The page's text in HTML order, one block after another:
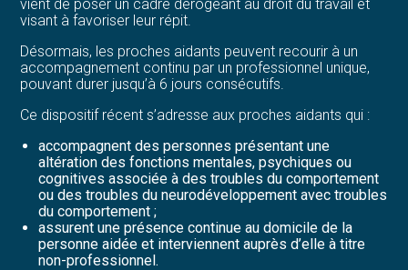
vient de poser un cadre dérogeant au droit du travail et
visant à favoriser leur répit.
Désormais, les proches aidants peuvent recourir à un
accompagnement continu par un professionnel unique,
pouvant durer jusqu’à 6 jours consécutifs.
Ce dispositif récent s’adresse aux proches aidants qui :
accompagnent des personnes présentant une
altération des fonctions mentales, psychiques ou
cognitives associée à des troubles du comportement
ou des troubles du neurodéveloppement avec troubles
du comportement ;
assurent une présence continue au domicile de la
personne aidée et interviennent auprès d’elle à titre
non-professionnel.